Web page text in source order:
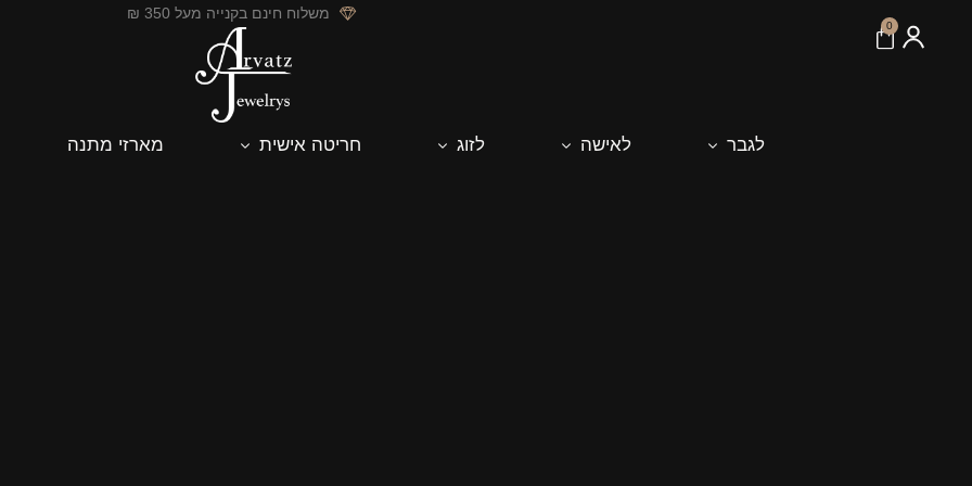
משלוח חינם בקנייה מעל 350 ₪
0
לגבר לאישה לזוג חריטה אישית מארזי מתנה